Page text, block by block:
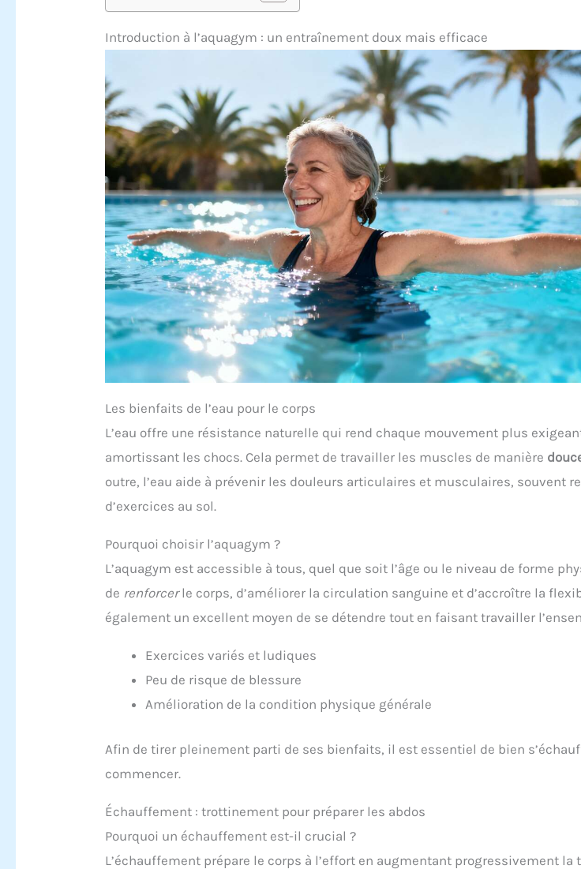
Introduction à l’aquagym : un entraînement doux mais efficace
Les bienfaits de l’eau pour le corps
L’eau offre une résistance naturelle qui rend chaque mouvement plus
amortissant les chocs. Cela permet de travailler les muscles de manière
outre, l’eau aide à prévenir les douleurs articulaires et musculaires, souvent
d’exercices au sol.
Pourquoi choisir l’aquagym ?
L’aquagym est accessible à tous, quel que soit l’âge ou le niveau de forme
de renforcerle corps, d’améliorer la circulation sanguine et d’accroître la
également un excellent moyen de se détendre tout en faisant travailler
Exercices variés et ludiques
Peu de risque de blessure
Amélioration de la condition physique générale
Afin de tirer pleinement parti de ses bienfaits, il est essentiel de bien
commencer.
Échauffement : trottinement pour préparer les abdos
Pourquoi un échauffement est-il crucial ?
L’échauffement prépare le corps à l’effort en augmentant progressivement la